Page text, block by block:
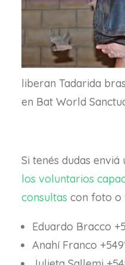
liberan Tadarida
en Bat World
Si tenés dudas enviá
los voluntarios
consultas con foto o
Eduardo Bracco
Anahí Franco